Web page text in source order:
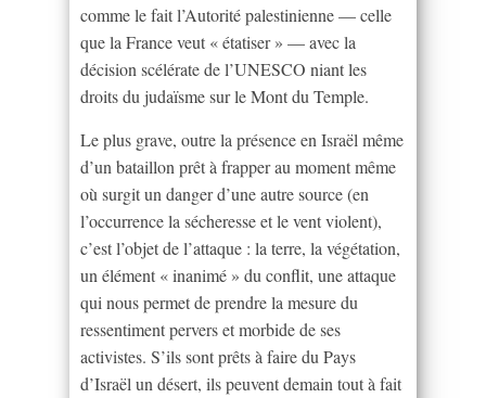
comme le fait l’Autorité palestinienne — celle
que la France veut « étatiser » — avec la
décision scélérate de l’UNESCO niant les
droits du judaïsme sur le Mont du Temple.
Le plus grave, outre la présence en Israël même
d’un bataillon prêt à frapper au moment même
où surgit un danger d’une autre source (en
l’occurrence la sécheresse et le vent violent),
c’est l’objet de l’attaque : la terre, la végétation,
un élément « inanimé » du conflit, une attaque
qui nous permet de prendre la mesure du
ressentiment pervers et morbide de ses
activistes. S’ils sont prêts à faire du Pays
d’Israël un désert, ils peuvent demain tout à fait